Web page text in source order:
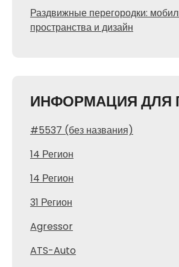
Раздвижные перегородки:
пространства и дизайн
ИНФОРМАЦИЯ ДЛЯ
#5537 (без названия)
14 Регион
14 Регион
31 Регион
Agressor
ATS-Auto